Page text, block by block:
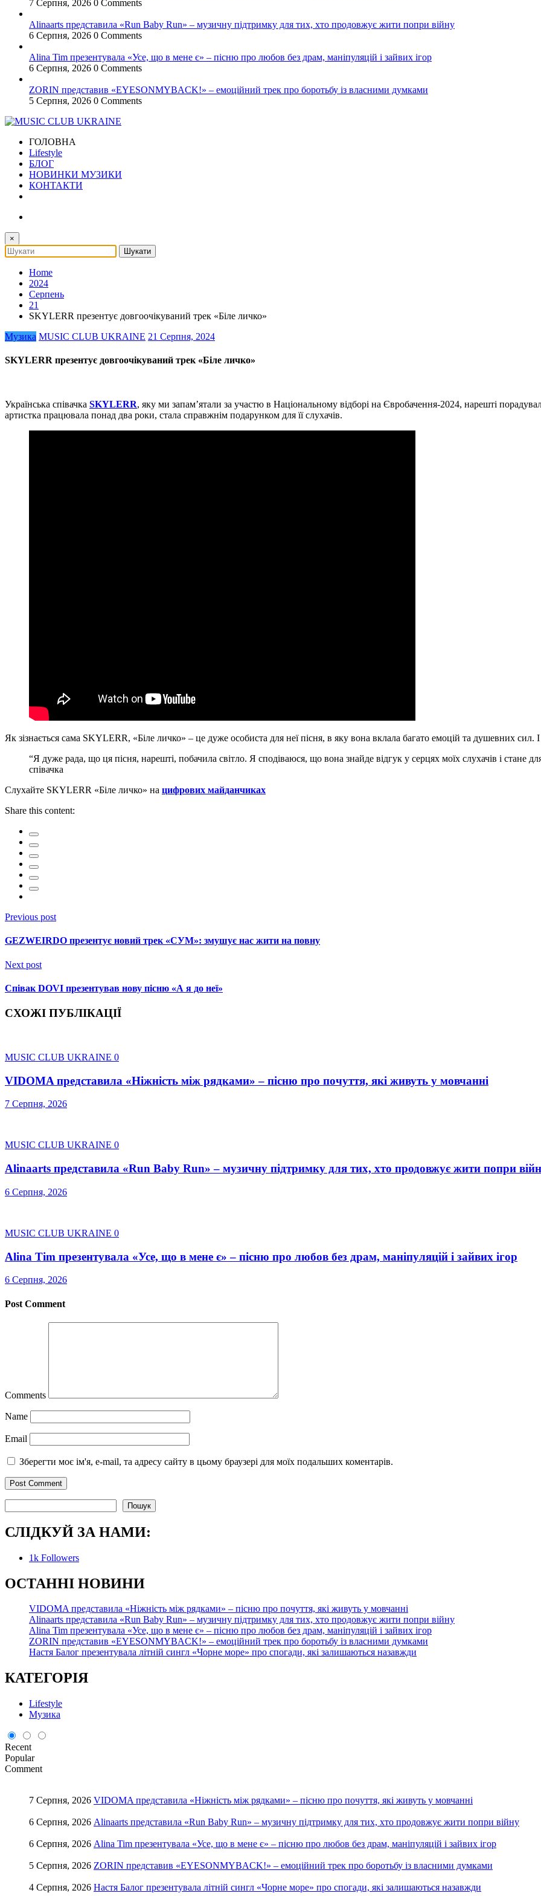
7 Серпня, 2026 0 Comments
Alinaarts представила «Run Baby Run» – музичну підтримку для тих, хто продовжує жити попри війну
6 Серпня, 2026 0 Comments
Alina Tim презентувала «Усе, що в мене є» – пісню про любов без драм, маніпуляцій і зайвих ігор
6 Серпня, 2026 0 Comments
ZORIN представив «EYESONMYBACK!» – емоційний трек про боротьбу із власними думками
5 Серпня, 2026 0 Comments
ГОЛОВНА
Lifestyle
БЛОГ
НОВИНКИ МУЗИКИ
КОНТАКТИ
×
Home
2024
Серпень
21
SKYLERR презентує довгоочікуваний трек «Біле личко»
Музика MUSIC CLUB UKRAINE 21 Серпня, 2024
SKYLERR презентує довгоочікуваний трек «Біле личко»
Українська співачка SKYLERR, яку ми запам’ятали за участю в Національному відборі на Євробачення-2024, нарешті
артистка працювала понад два роки, стала справжнім подарунком для її слухачів.
Як зізнається сама SKYLERR, «Біле личко» – це дуже особиста для неї пісня, в яку вона вклала багато емоцій та душевних сил.
“Я дуже рада, що ця пісня, нарешті, побачила світло. Я сподіваюся, що вона знайде відгук у серцях моїх слухачів і стане
співачка
Слухайте SKYLERR «Біле личко» на цифрових майданчиках
Share this content:
Previous post
GEZWEIRDO презентує новий трек «СУМ»: змушує нас жити на повну
Next post
Співак DOVI презентував нову пісню «А я до неї»
СХОЖІ ПУБЛІКАЦІЇ
MUSIC CLUB UKRAINE 0
VIDOMA представила «Ніжність між рядками» – пісню про почуття, які живуть у мовчанні
7 Серпня, 2026
MUSIC CLUB UKRAINE 0
Alinaarts представила «Run Baby Run» – музичну підтримку для тих, хто продовжує жити попри
6 Серпня, 2026
MUSIC CLUB UKRAINE 0
Alina Tim презентувала «Усе, що в мене є» – пісню про любов без драм, маніпуляцій і зайвих ігор
6 Серпня, 2026
Post Comment
Comments
Name
Email
Зберегти моє ім'я, e-mail, та адресу сайту в цьому браузері для моїх подальших коментарів.
Пошук
СЛІДКУЙ ЗА НАМИ:
1k Followers
ОСТАННІ НОВИНИ
VIDOMA представила «Ніжність між рядками» – пісню про почуття, які живуть у мовчанні
Alinaarts представила «Run Baby Run» – музичну підтримку для тих, хто продовжує жити попри війну
Alina Tim презентувала «Усе, що в мене є» – пісню про любов без драм, маніпуляцій і зайвих ігор
ZORIN представив «EYESONMYBACK!» – емоційний трек про боротьбу із власними думками
Настя Балог презентувала літній сингл «Чорне море» про спогади, які залишаються назавжди
КАТЕГОРІЯ
Lifestyle
Музика
Recent
Popular
Comment
7 Серпня, 2026 VIDOMA представила «Ніжність між рядками» – пісню про почуття, які живуть у мовчанні
6 Серпня, 2026 Alinaarts представила «Run Baby Run» – музичну підтримку для тих, хто продовжує жити попри війну
6 Серпня, 2026 Alina Tim презентувала «Усе, що в мене є» – пісню про любов без драм, маніпуляцій і зайвих ігор
5 Серпня, 2026 ZORIN представив «EYESONMYBACK!» – емоційний трек про боротьбу із власними думками
4 Серпня, 2026 Настя Балог презентувала літній сингл «Чорне море» про спогади, які залишаються назавжди